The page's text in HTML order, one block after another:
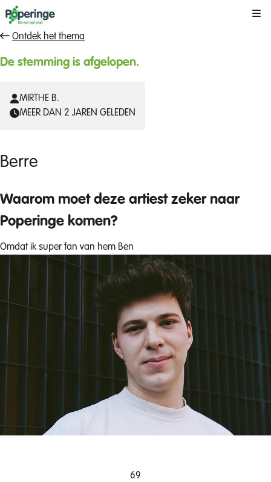
Ontdek het thema
De stemming is afgelopen.
MIRTHE B.
MEER DAN 2 JAREN GELEDEN
Berre
Waarom moet deze artiest zeker naar
Poperinge komen?
Omdat ik super fan van hem Ben
69